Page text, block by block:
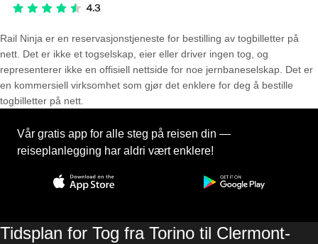
Rail Ninja er en reservasjons­tjeneste for bestilling av togbilletter på
nett. Det er ikke et togselskap, eier eller driver ingen tog, og
representerer ikke en offisiell nettside for noe jernbaneselskap. Det er
en kommersiell virksomhet som gjør det enklere for deg å bestille
togbilletter på nett.
Vår gratis app for alle steg på reisen din —
reiseplanlegging har aldri vært enklere!
Tidsplan for Tog fra Torino til Clermont-